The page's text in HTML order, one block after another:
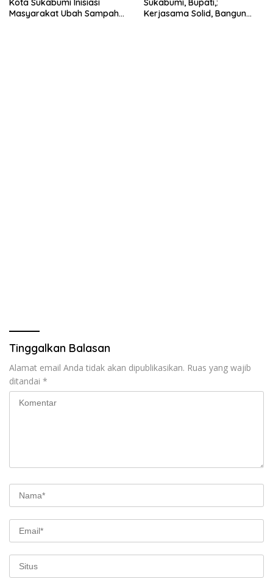
Masyarakat Ubah Sampah
Kerjasama Solid, Bangun
Tinggalkan Balasan
Alamat email Anda tidak akan dipublikasikan. Ruas yang wajib
ditandai *